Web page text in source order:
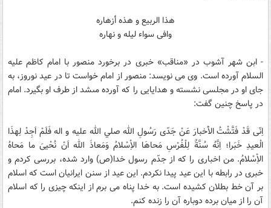
هذا الربيع و هذه أزهاره
وافى سواء ليله و نهاره
- ابن شهر آشوب در «مناقب» خبرى در برخورد منصور با امام کاظم عليه
السلام آورده است. وى مى‏ نويسد: منصور از امام خواست تا در عيد نوروز، به
جاى او در مجلسى نشسته و هدايايى را که آورده مى‏شد از طرف او بگيرد. امام
در پاسخ چنين گفت:
اِنّى قَدْ فَتَّشْتُ الاَْخبارَ عَنْ جَدّى رَسُولِ الله صلي الله عليه و اله فَلَمْ اَجِدْ لِهذَا
الْعيدِ خَبَرا؛ اِنَّهُ سُنَّةٌ لِلْفُرْسِ مَحاهَا الاِْسْلامُ وَمَعاذَ الله اَنْ نُحْيىَ ما مَحاهُ
الاِْسْلامُ. من اخبارى را که از جدّم رسول خدا(ص) وارد شده، بررسى کردم و
خبرى در رابطه با اين عيد پيدا نکردم. اين عيد از سنن ايرانيان است که اسلام
بر آن خط بطلان کشيده است. به خدا پناه مى ‏برم از اينکه چيزى را که اسلام
آن را از ميان برده دوباره آن را زنده کنم.